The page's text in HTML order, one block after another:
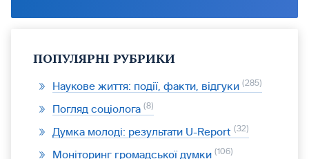
ПОПУЛЯРНІ РУБРИКИ
Наукове життя: події, факти, відгуки 285
Погляд соціолога 8
Думка молоді: результати U-Report 32
Моніторинг громадської думки 106